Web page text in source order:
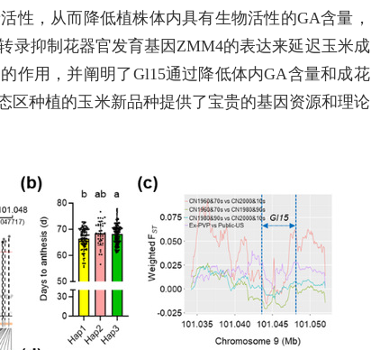
性，从而降低植株体内具有生物活性的GA含量，
录抑制花器官发育基因ZMM4的表达来延迟玉米成
作用，并阐明了Gl15通过降低体内GA含量和成花
区种植的玉米新品种提供了宝贵的基因资源和理论